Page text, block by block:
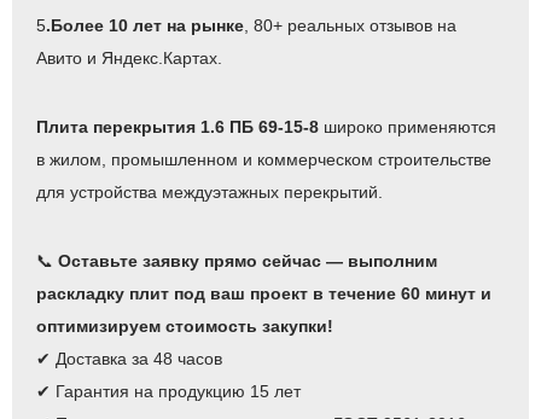
5.Более 10 лет на рынке , 80+ реальных отзывов на
Авито и Яндекс.Картах.
Плита перекрытия 1.6 ПБ 69-15-8 широко применяются
в жилом, промышленном и коммерческом строительстве
для устройства междуэтажных перекрытий.
📞 Оставьте заявку прямо сейчас — выполним
раскладку плит под ваш проект в течение 60 минут и
оптимизируем стоимость закупки!
✔ Доставка за 48 часов
✔ Гарантия на продукцию 15 лет